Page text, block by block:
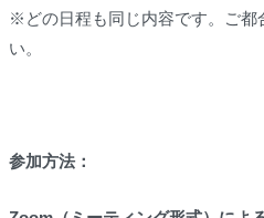
※どの日程も同じ内容です。ご都
い。
参加方法：